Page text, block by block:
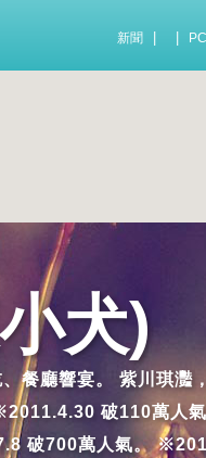
新聞
犬)
廳響宴。 紫川琪灩
破110萬人
破700萬人氣。